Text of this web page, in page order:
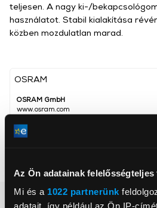
Az Ön adatainak felelősségteljes
Mi és a 1022 partnerünk
adatait, így például az Ön IP-
OSRAM
OSRAM GmbH
www.osram.com
80807, Munich, Marcel-Breuer 4
teljesen. A nagy ki-/
használatot. Stabil kialakítása
közben mozdulatlan marad.
Részletes ismertető